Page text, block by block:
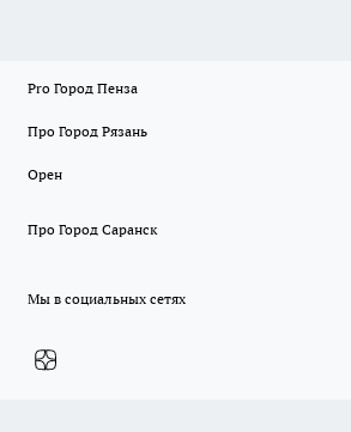
Pro Город Пенза
Про Город Рязань
Орен
Про Город Саранск
Мы в социальных сетях